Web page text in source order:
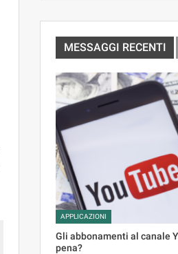
MESSAGGI RECENTI
APPLICAZIONI
Gli abbonamenti al canale
pena?